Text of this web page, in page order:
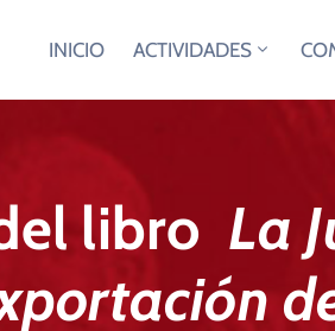
INICIO ACTIVIDADES
libro La